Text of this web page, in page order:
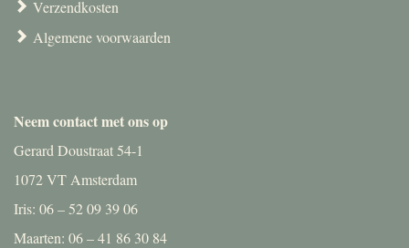
Verzendkosten
Algemene voorwaarden
Neem contact met ons op
Gerard Doustraat 54-1
1072 VT Amsterdam
Iris: 06 – 52 09 39 06
Maarten: 06 – 41 86 30 84